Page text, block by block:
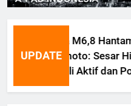
UPDATE
Gempa M6,8 Hantam
Kumamoto: Sesar
Kembali Aktif dan
Gempa Susulan